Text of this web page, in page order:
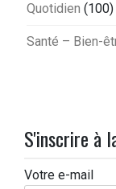
Quotidien (100)
Santé – Bien-
S'inscrire à
Votre e-mail